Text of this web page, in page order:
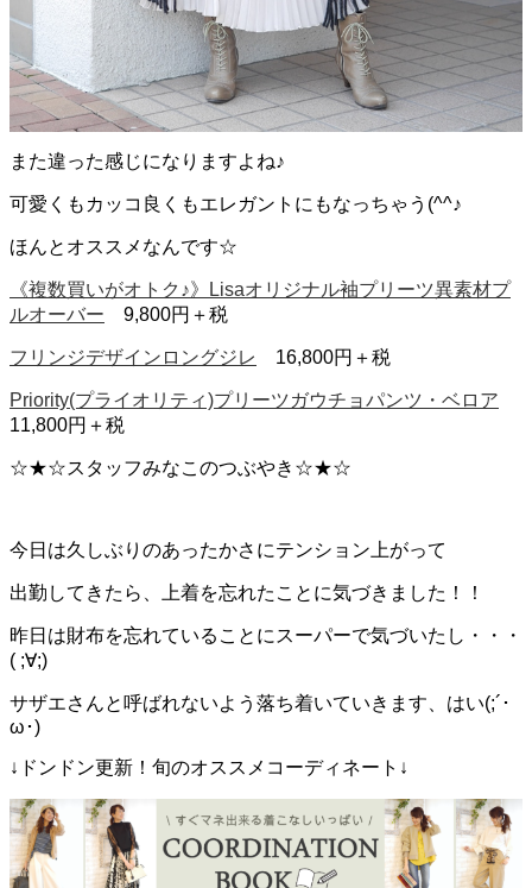
また違った感じになりますよね♪
可愛くもカッコ良くもエレガントにもなっちゃう(^^♪
ほんとオススメなんです☆
《複数買いがオトク♪》Lisaオリジナル袖プリーツ異素材プ
ルオーバー 9,800円＋税
フリンジデザインロングジレ 16,800円＋税
Priority(プライオリティ)プリーツガウチョパンツ・ベロア
11,800円＋税
☆★☆スタッフみなこのつぶやき☆★☆
今日は久しぶりのあったかさにテンション上がって
出勤してきたら、上着を忘れたことに気づきました！！
昨日は財布を忘れていることにスーパーで気づいたし・・・
( ;∀;)
サザエさんと呼ばれないよう落ち着いていきます、はい(;´･
ω･)
↓ドンドン更新！旬のオススメコーディネート↓